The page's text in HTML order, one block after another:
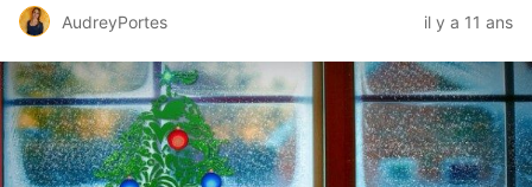
AudreyPortes il y a 11 ans